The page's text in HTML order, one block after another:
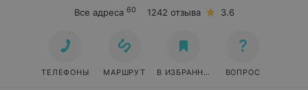
Все адреса 60 1242 отзыва 3.6
ТЕЛЕФОНЫ МАРШРУТ В ИЗБРАННОЕ ВОПРОС